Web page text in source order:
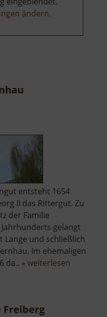
ändern.
entsteht 1654
II das Rittergut. Zu
der Familie
gelangt
Lange und schließlich
Im ehemaligen
da.. » weiterlesen
Freiberg